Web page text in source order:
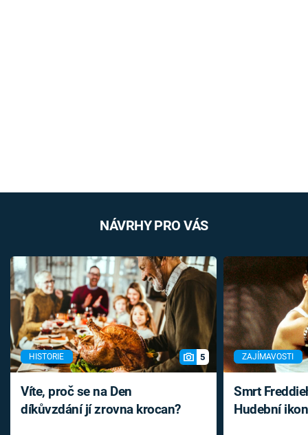
NÁVRHY PRO VÁS
HISTORIE 5
Víte, proč se na Den
díkůvzdání jí zrovna krocan?
ZAJÍMAVOSTI
Smrt
Hudební